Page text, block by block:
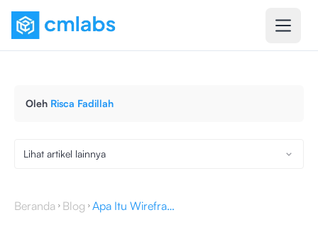
Oleh Risca Fadillah
Lihat artikel lainnya
Beranda Blog Apa Itu Wireframe? Definisi, Jenis, Contoh & Cara Membuatnya